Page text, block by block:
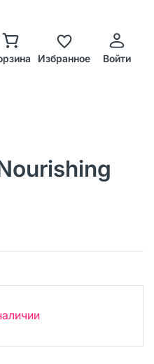
Избранное Войти